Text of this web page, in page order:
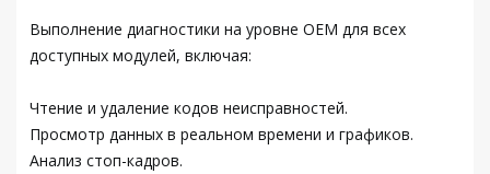
Выполнение диагностики на уровне OEM для всех
доступных модулей, включая:
Чтение и удаление кодов неисправностей.
Просмотр данных в реальном времени и графиков.
Анализ стоп-кадров.